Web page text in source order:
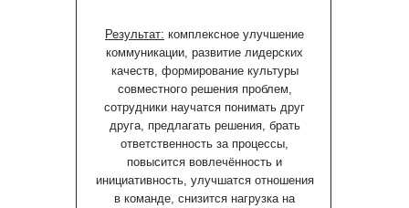
Результат: комплексное улучшение
коммуникации, развитие лидерских
качеств, формирование культуры
совместного решения проблем,
сотрудники научатся понимать друг
друга, предлагать решения, брать
ответственность за процессы,
повысится вовлечённость и
инициативность, улучшатся отношения
в команде, снизится нагрузка на